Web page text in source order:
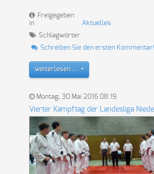
Freigegeben
in
Aktuelles
Schlagwörter
Schreiben Sie den ersten Kommentar!
weiterlesen ...
Montag, 30 Mai 2016 08:19
Vierter Kampftag der Landesliga